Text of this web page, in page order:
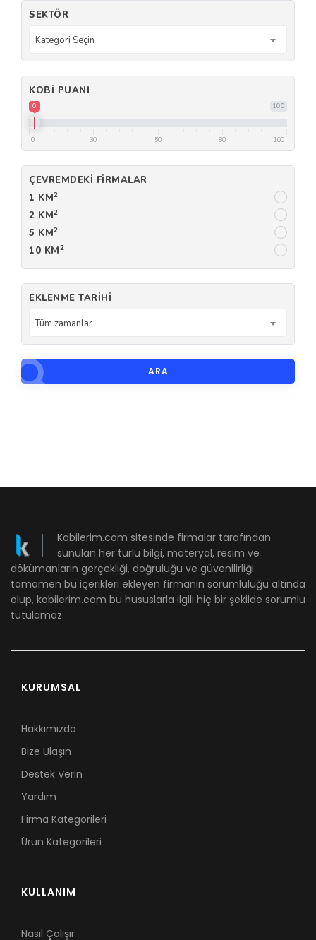
SEKTÖR
Kategori Seçin
KOBI PUANI
100
0
0 30 50 80 100
ÇEVREMDEKI FIRMALAR
1 KM2
2 KM2
5 KM2
10 KM2
EKLENME TARIHI
Tüm zamanlar
ARA
Kobilerim.com sitesinde firmalar tarafından
sunulan her türlü bilgi, materyal, resim ve
dökümanların gerçekliği, doğruluğu ve güvenilirliği
tamamen bu içerikleri ekleyen firmanın sorumluluğu altında
olup, kobilerim.com bu hususlarla ilgili hiç bir şekilde sorumlu
tutulamaz.
KURUMSAL
Hakkımızda
Bize Ulaşın
Destek Verin
Yardım
Firma Kategorileri
Ürün Kategorileri
KULLANIM
Nasıl Çalışır